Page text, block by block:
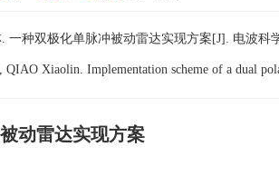
一种双极化单脉冲被动雷达实现方案[J]. 电波科
QIAO Xiaolin. Implementation scheme of a dual
动雷达实现方案